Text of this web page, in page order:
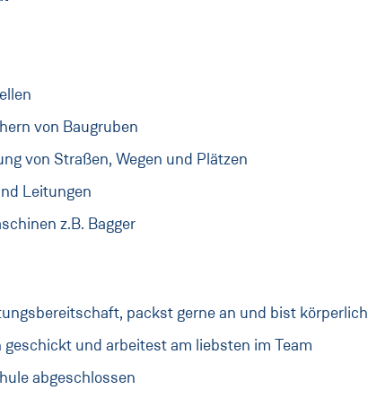
von Baugruben
von Straßen, Wegen und Plätzen
Leitungen
z.B. Bagger
packst gerne an und bist
und arbeitest am liebsten im Team
abgeschlossen